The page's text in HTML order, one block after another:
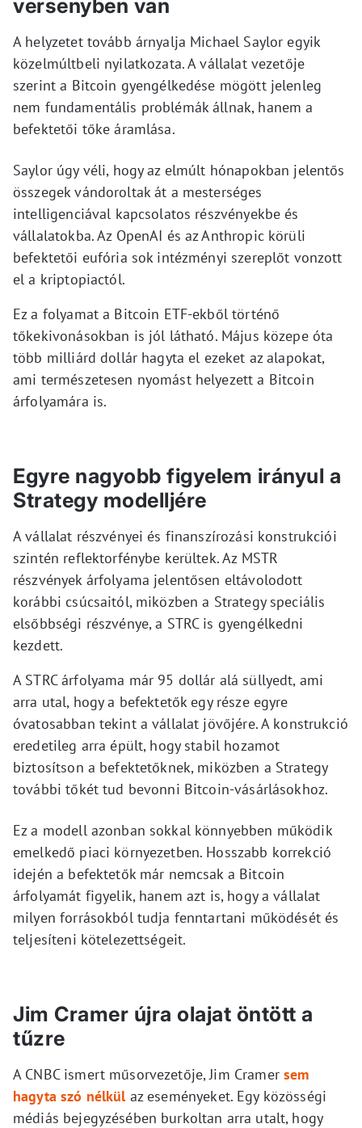
versenyben van
A helyzetet tovább árnyalja Michael Saylor egyik
közelmúltbeli nyilatkozata. A vállalat vezetője
szerint a Bitcoin gyengélkedése mögött jelenleg
nem fundamentális problémák állnak, hanem a
befektetői tőke áramlása.
Saylor úgy véli, hogy az elmúlt hónapokban jelentős
összegek vándoroltak át a mesterséges
intelligenciával kapcsolatos részvényekbe és
vállalatokba. Az OpenAI és az Anthropic körüli
befektetői eufória sok intézményi szereplőt vonzott
el a kriptopiactól.
Ez a folyamat a Bitcoin ETF-ekből történő
tőkekivonásokban is jól látható. Május közepe óta
több milliárd dollár hagyta el ezeket az alapokat,
ami természetesen nyomást helyezett a Bitcoin
árfolyamára is.
Egyre nagyobb figyelem irányul a
Strategy modelljére
A vállalat részvényei és finanszírozási konstrukciói
szintén reflektorfénybe kerültek. Az MSTR
részvények árfolyama jelentősen eltávolodott
korábbi csúcsaitól, miközben a Strategy speciális
elsőbbségi részvénye, a STRC is gyengélkedni
kezdett.
A STRC árfolyama már 95 dollár alá süllyedt, ami
arra utal, hogy a befektetők egy része egyre
óvatosabban tekint a vállalat jövőjére. A konstrukció
eredetileg arra épült, hogy stabil hozamot
biztosítson a befektetőknek, miközben a Strategy
további tőkét tud bevonni Bitcoin-vásárlásokhoz.
Ez a modell azonban sokkal könnyebben működik
emelkedő piaci környezetben. Hosszabb korrekció
idején a befektetők már nemcsak a Bitcoin
árfolyamát figyelik, hanem azt is, hogy a vállalat
milyen forrásokból tudja fenntartani működését és
teljesíteni kötelezettségeit.
Jim Cramer újra olajat öntött a
tűzre
A CNBC ismert műsorvezetője, Jim Cramer sem
hagyta szó nélkülaz eseményeket. Egy közösségi
médiás bejegyzésében burkoltan arra utalt, hogy